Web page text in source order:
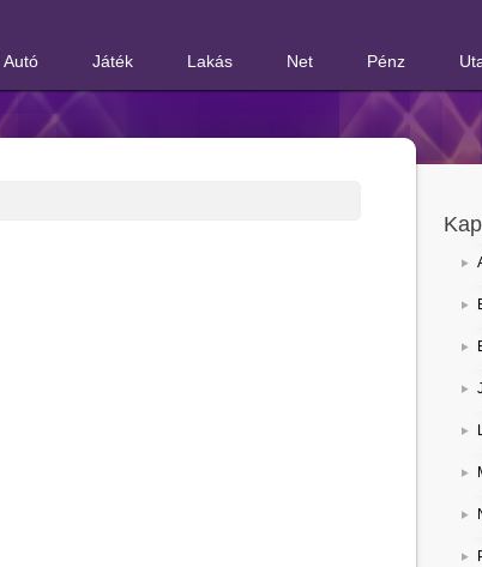
Autó Játék Lakás Net Pénz